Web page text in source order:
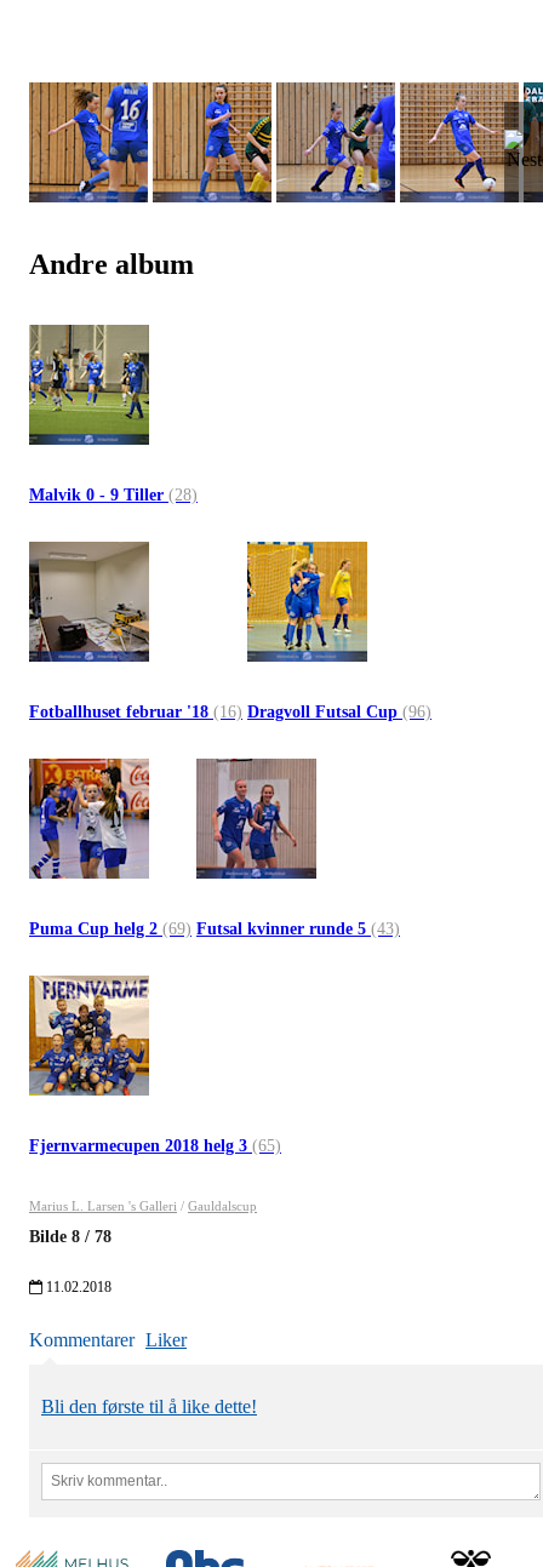
Andre album
Malvik 0 - 9 Tiller (28)
Fotballhuset februar '18 (16) Dragvoll Futsal Cup (96)
Puma Cup helg 2 (69) Futsal kvinner runde 5 (43)
Fjernvarmecupen 2018 helg 3 (65)
Marius L. Larsen 's Galleri / Gauldalscup
Bilde 8 / 78
11.02.2018
Kommentarer Liker
Bli den første til å like dette!